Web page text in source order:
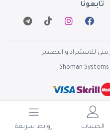
الحساب روابط سريعة
تابعونا
Shoman Systems